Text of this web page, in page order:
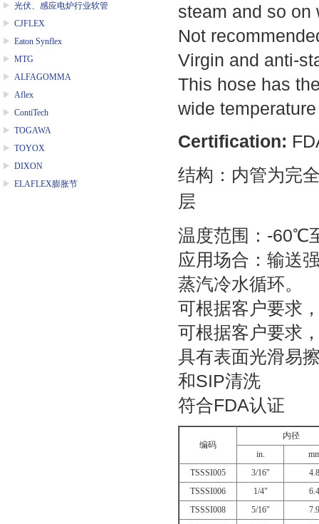
光伏、感应电炉行业软管
CJFLEX
Eaton Synflex
MTG
ALFAGOMMA
Aflex
ContiTech
TOGAWA
TOYOX
DIXON
ELAFLEX膨胀节
steam and so on
Not
Virgin and anti-
This hose has
wide
Certification:
结构：内管为完
层
温度范围： -60℃
应用场合：输送
蒸汽冷水循环。
可根据客户要求
可根据客户要求
具有表面光滑易
和SIP清洗
符合FDA认证
编码
内径
in.
TSSSI005
3/16"
4.8
TSSSI006
1/4"
6.4
TSSSI008
5/16"
7.9